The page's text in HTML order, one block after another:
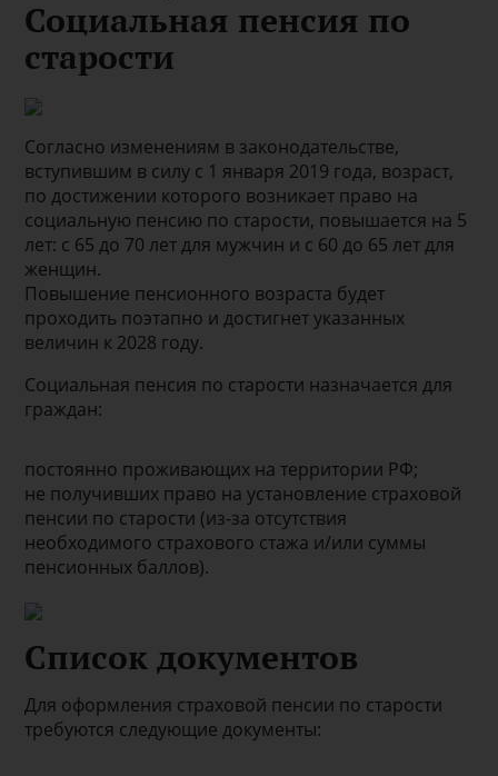
Социальная пенсия по
старости
Согласно изменениям в законодательстве,
вступившим в силу с 1 января 2019 года, возраст,
по достижении которого возникает право на
социальную пенсию по старости, повышается на 5
лет: с 65 до 70 лет для мужчин и с 60 до 65 лет для
женщин.
Повышение пенсионного возраста будет
проходить поэтапно и достигнет указанных
величин к 2028 году.
Социальная пенсия по старости назначается для
граждан:
постоянно проживающих на территории РФ;
не получивших право на установление страховой
пенсии по старости (из-за отсутствия
необходимого страхового стажа и/или суммы
пенсионных баллов).
Список документов
Для оформления страховой пенсии по старости
требуются следующие документы: